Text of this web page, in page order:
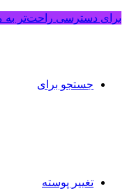
برای دسترسی راحت‌تر به
جستجو برای
تغییر پوسته